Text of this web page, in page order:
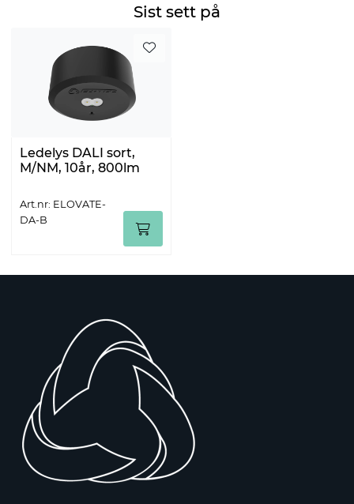
Sist sett på
Ledelys DALI sort,
M/NM, 10år, 800lm
Art.nr: ELOVATE-
DA-B